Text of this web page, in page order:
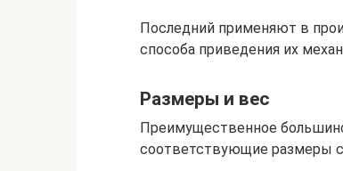
Последний применяют в
способа приведения их
Размеры и вес
Преимущественное
соответствующие размеры